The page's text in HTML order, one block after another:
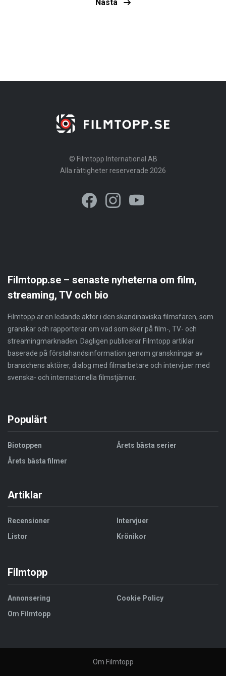
Nästa
© Filmtopp International AB
Alla rättigheter reserverade 2026
Filmtopp.se – senaste nyheterna om film,
streaming, TV och bio
Filmtopp är en ledande aktör i den skandinaviska filmsfären, som
granskar och rapporterar om vad som sker på film-, TV- och
streamingmarknaden. Dagligen publicerar Filmtopp artiklar
baserade på förstahandsinformation genom granskningar av
branschens aktörer, dialog med filmarbetare och intervjuer med
svenska- och internationella filmstjärnor.
Populärt
Biotoppen
Årets bästa filmer
Årets bästa serier
Artiklar
Recensioner
Listor
Intervjuer
Krönikor
Filmtopp
Annonsering
Om Filmtopp
Cookie Policy
Om Filmtopp